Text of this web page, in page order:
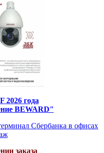
2026 года
BEWARD"
заказа